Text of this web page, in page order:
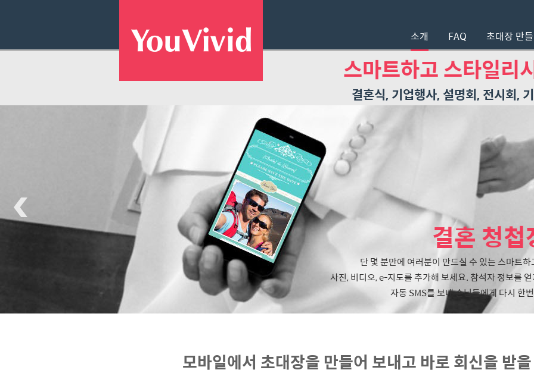
소개 FAQ 초대장 만
스마트하고 스타일리
결혼식, 기업행사, 설명회, 전시회,
결혼 청첩
단 몇 분만에 여러분이 만드실 수 있는 스마트
사진, 비디오, e-지도를 추가해 보세요. 참석자 정보를
자동 SMS를 보내 손님들에게 다시 한
모바일에서 초대장을 만들어 보내고 바로 회신을 받